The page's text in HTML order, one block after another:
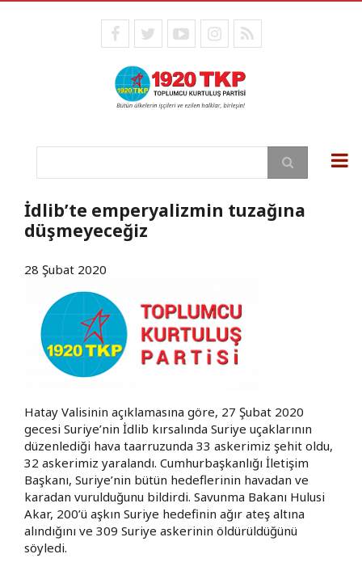
facebooktwitteryoutubeinstagram
RSS
Ara
İdlib’te emperyalizmin tuzağına
düşmeyeceğiz
28 Şubat 2020
Hatay Valisinin açıklamasına göre, 27 Şubat 2020
gecesi Suriye’nin İdlib kırsalında Suriye uçaklarının
düzenlediği hava taarruzunda 33 askerimiz şehit oldu,
32 askerimiz yaralandı. Cumhurbaşkanlığı İletişim
Başkanı, Suriye’nin bütün hedeflerinin havadan ve
karadan vurulduğunu bildirdi. Savunma Bakanı Hulusi
Akar, 200’ü aşkın Suriye hedefinin ağır ateş altına
alındığını ve 309 Suriye askerinin öldürüldüğünü
söyledi.